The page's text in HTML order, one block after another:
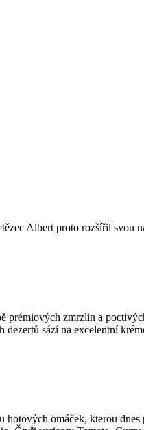
Albert proto rozšířil svou
prémiových zmrzlin a
sází na excelentní
omáček, kterou dnes